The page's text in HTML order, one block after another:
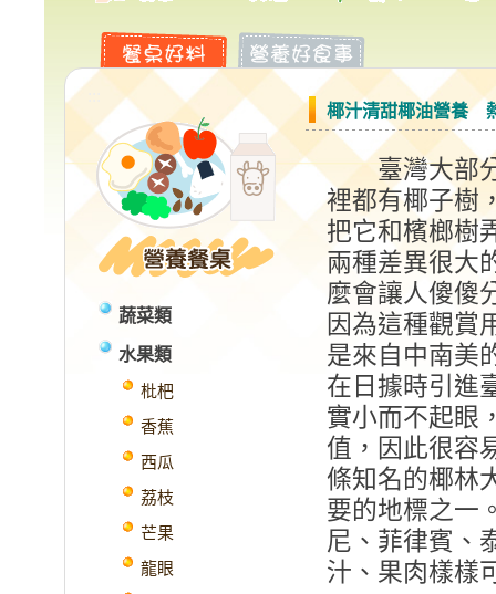
蔬菜類
水果類
枇杷
香蕉
西瓜
荔枝
芒果
龍眼
椰汁清甜椰油營養
臺灣大部分
裡都有椰子樹
把它和檳榔樹
兩種差異很大
麼會讓人傻傻
因為這種觀賞
是來自中南美
在日據時引進
實小而不起眼
值，因此很容
條知名的椰林
要的地標之一
尼、菲律賓、
汁、果肉樣樣